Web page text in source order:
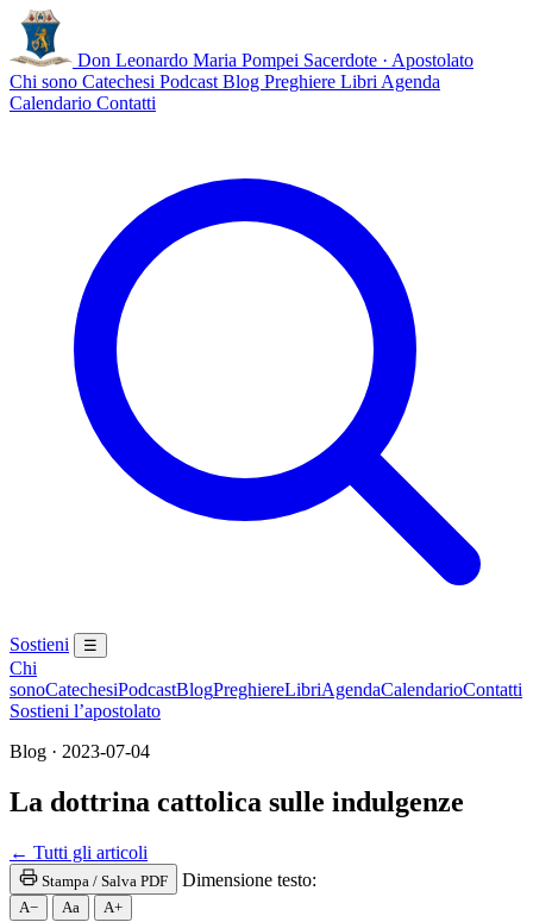
Don Leonardo Maria Pompei Sacerdote · Apostolato
Chi sono Catechesi Podcast Blog Preghiere Libri Agenda
Calendario Contatti
Sostieni ☰
Chi
sonoCatechesiPodcastBlogPreghiereLibriAgendaCalendarioContatti
Sostieni l’apostolato
Blog · 2023-07-04
La dottrina cattolica sulle indulgenze
← Tutti gli articoli
Stampa / Salva PDF Dimensione testo:
A− Aa A+